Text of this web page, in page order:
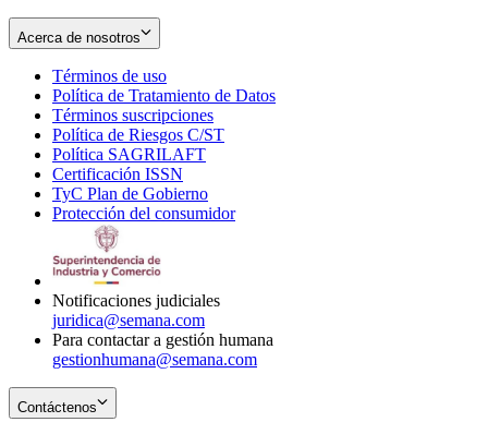
Acerca de nosotros
Términos de uso
in
new
window
Política de Tratamiento de Datos
Términos suscripciones
in
Política de Riesgos C/ST
Política SAGRILAFT
new
window
Certificación ISSN
in
new
TyC Plan de Gobierno
in
Protección del consumidorOpens
Notificaciones judiciales
juridica@semana.com
Para contactar a gestión humana
gestionhumana@semana.com
Contáctenos